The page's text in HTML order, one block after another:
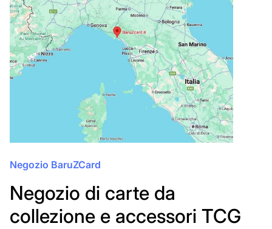
Negozio BaruZCard
Negozio di carte da
collezione e accessori TCG